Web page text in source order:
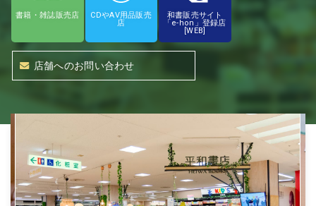
書籍・雑誌販売店
CDやAV用品販売
店
和書販売サイト
「e-hon」登録店
[WEB]
店舗へのお問い合わせ